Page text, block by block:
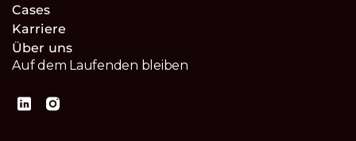
Cases
Karriere
Über uns
Auf dem Laufenden bleiben